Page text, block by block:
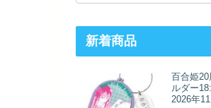
新着商品
百合姫
ルダー
2026年